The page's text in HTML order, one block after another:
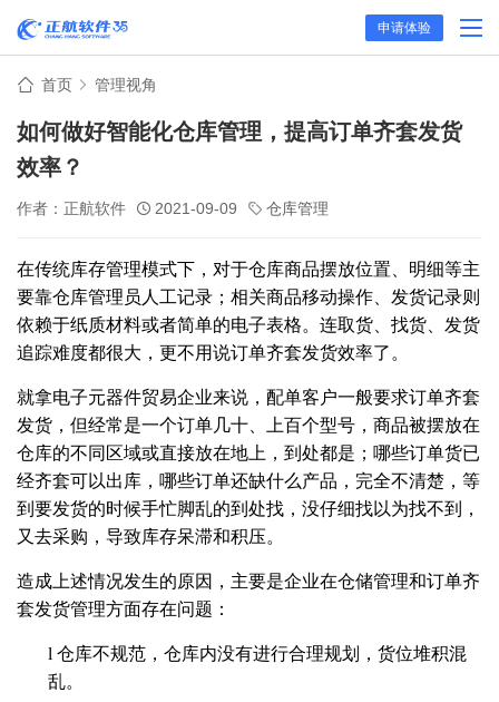
申请体验
首页 管理视角
如何做好智能化仓库管理，提高订单齐套发货
效率？
作者：正航软件 2021-09-09 仓库管理
在传统库存管理模式下，对于仓库商品摆放位置、明细等主
要靠仓库管理员人工记录；相关商品移动操作、发货记录则
依赖于纸质材料或者简单的电子表格。连取货、找货、发货
追踪难度都很大，更不用说订单齐套发货效率了。
就拿电子元器件贸易企业来说，配单客户一般要求订单齐套
发货，但经常是一个订单几十、上百个型号，商品被摆放在
仓库的不同区域或直接放在地上，到处都是；哪些订单货已
经齐套可以出库，哪些订单还缺什么产品，完全不清楚，等
到要发货的时候手忙脚乱的到处找，没仔细找以为找不到，
又去采购，导致库存呆滞和积压。
造成上述情况发生的原因，主要是企业在仓储管理和订单齐
套发货管理方面存在问题：
l 仓库不规范，仓库内没有进行合理规划，货位堆积混
乱。